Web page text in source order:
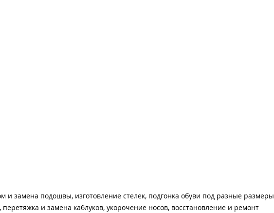
и замена подошвы, изготовление стелек, подгонка обуви под разные размеры
и замена каблуков, укорочение носов, восстановление и ремонт